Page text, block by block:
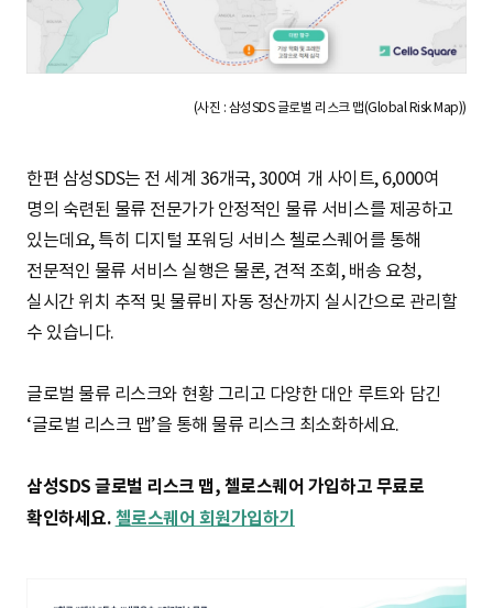
(사진 : 삼성SDS 글로벌 리스크 맵(Global Risk Map))
한편 삼성SDS는 전 세계 36개국, 300여 개 사이트, 6,000여
명의 숙련된 물류 전문가가 안정적인 물류 서비스를 제공하고
있는데요, 특히 디지털 포워딩 서비스 첼로스퀘어를 통해
전문적인 물류 서비스 실행은 물론, 견적 조회, 배송 요청,
실시간 위치 추적 및 물류비 자동 정산까지 실시간으로 관리할
수 있습니다.
글로벌 물류 리스크와 현황 그리고 다양한 대안 루트와 담긴
‘글로벌 리스크 맵’을 통해 물류 리스크 최소화하세요.
삼성SDS 글로벌 리스크 맵, 첼로스퀘어 가입하고 무료로
확인하세요.첼로스퀘어 회원가입하기